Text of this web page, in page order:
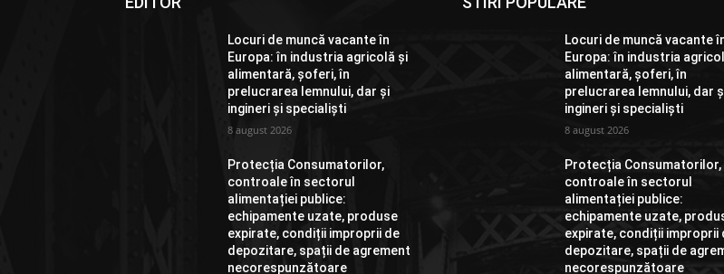
Locuri de muncă vacante în
Europa: în industria agricolă și
alimentară, șoferi, în
prelucrarea lemnului, dar și
ingineri și specialiști
8 august 2026
Protecția Consumatorilor,
controale în sectorul
alimentației publice:
echipamente uzate, produse
expirate, condiții improprii de
depozitare, spații de agrement
necorespunzătoare
Locuri de muncă vacante
Europa: în industria
alimentară, șoferi, în
prelucrarea lemnului, dar
ingineri și specialiști
8 august 2026
Protecția Consumatorilor,
controale în sectorul
alimentației publice:
echipamente uzate,
expirate, condiții improprii
depozitare, spații de
necorespunzătoare